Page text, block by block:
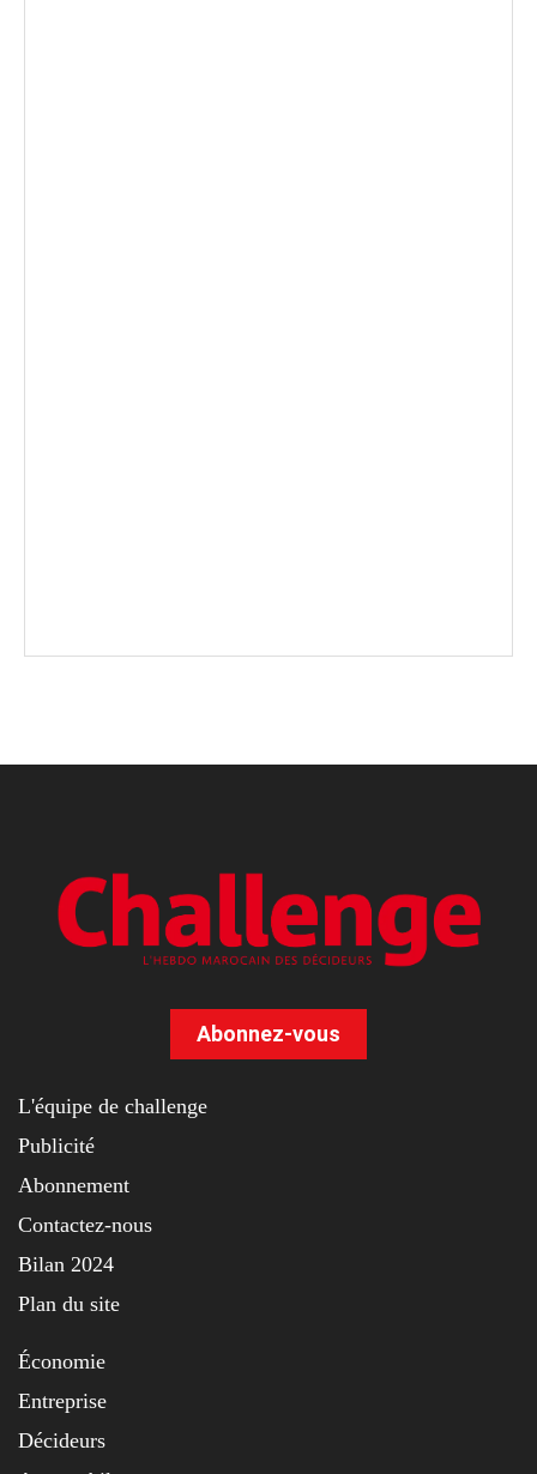
Abonnez-vous
L'équipe de challenge
Publicité
Abonnement
Contactez-nous
Bilan 2024
Plan du site
Économie
Entreprise
Décideurs